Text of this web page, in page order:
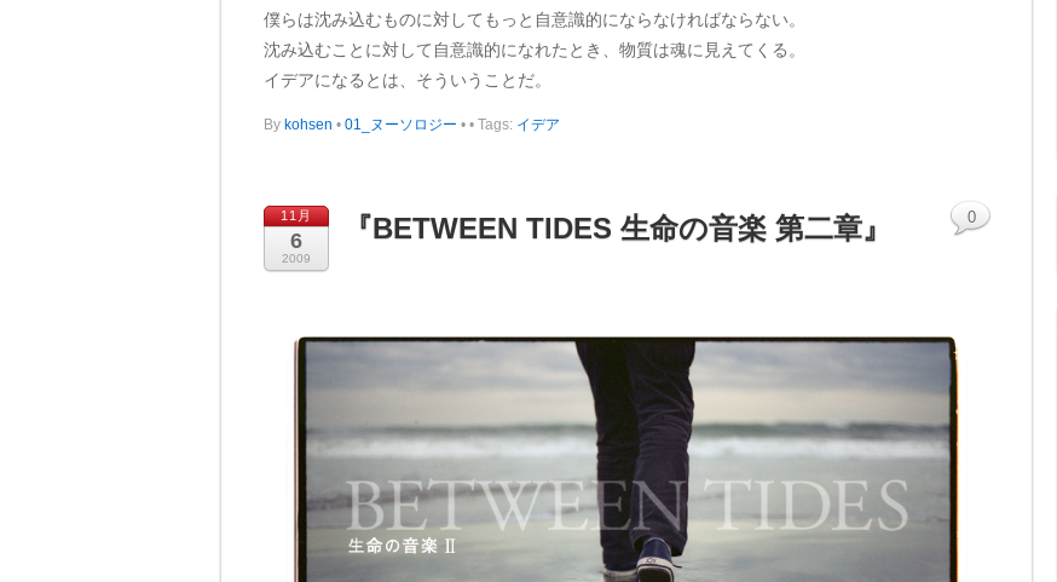
僕らは沈み込むものに対してもっと自意識的にならなければならない。
沈み込むことに対して自意識的になれたとき、物質は魂に見えてくる。
イデアになるとは、そういうことだ。
By kohsen • 01_ヌーソロジー • • Tags: イデア
11月
6
2009
『BETWEEN TIDES 生命の音楽 第二章』 0